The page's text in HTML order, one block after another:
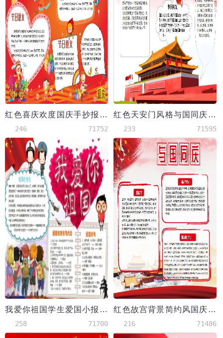
红色喜庆欢度国庆手抄报Word模板
246 71752
红色天安门风格与国同庆手抄报word模板
233 71595
我爱你祖国学生爱国小报手抄报Word模板
258 71700
红色故宫背景简约风国庆节Word模板
216 71486